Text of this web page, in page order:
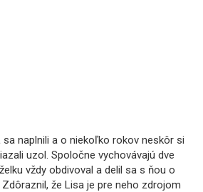
naplnili a o niekoľko rokov neskôr si
uzol. Spoločne vychovávajú dve
vždy obdivoval a delil sa s ňou o
že Lisa je pre neho zdrojom